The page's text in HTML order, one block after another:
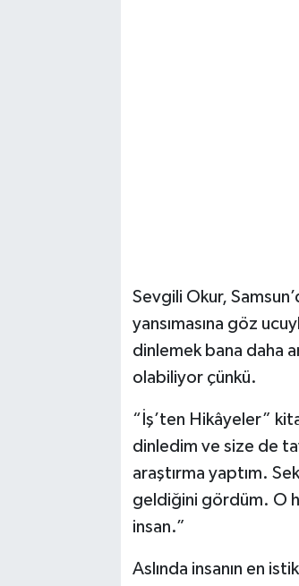
Sevgili Okur,
yansımasına göz
dinlemek bana daha
olabiliyor çünkü.
“İş’ten Hikâyeler”
dinledim ve size de
araştırma yaptım.
geldiğini gördüm. O
insan.”
Aslında insanın en
İlçe Haberleri